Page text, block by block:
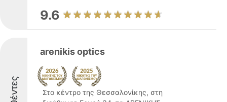
9.6
arenikis optics
Στο κέντρο της Θεσσαλονίκης, στη